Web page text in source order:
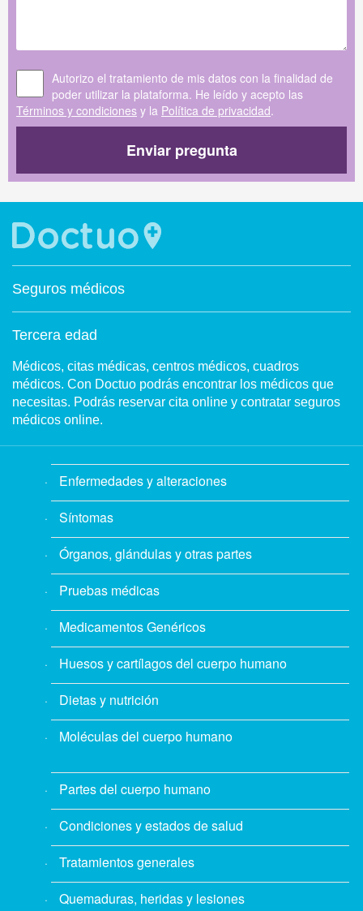
Autorizo el tratamiento de mis datos con la finalidad de
poder utilizar la plataforma. He leído y acepto las
Términos y condiciones y la Política de privacidad.
Enviar pregunta
Seguros médicos
Tercera edad
Médicos, citas médicas, centros médicos, cuadros
médicos. Con Doctuo podrás encontrar los médicos que
necesitas. Podrás reservar cita online y contratar seguros
médicos online.
Enfermedades y alteraciones
Síntomas
Órganos, glándulas y otras partes
Pruebas médicas
Medicamentos Genéricos
Huesos y cartílagos del cuerpo humano
Dietas y nutrición
Moléculas del cuerpo humano
Partes del cuerpo humano
Condiciones y estados de salud
Tratamientos generales
Quemaduras, heridas y lesiones